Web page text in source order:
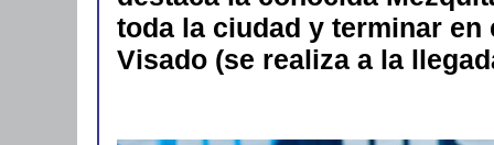
toda la ciudad y terminar
Visado (se realiza a la